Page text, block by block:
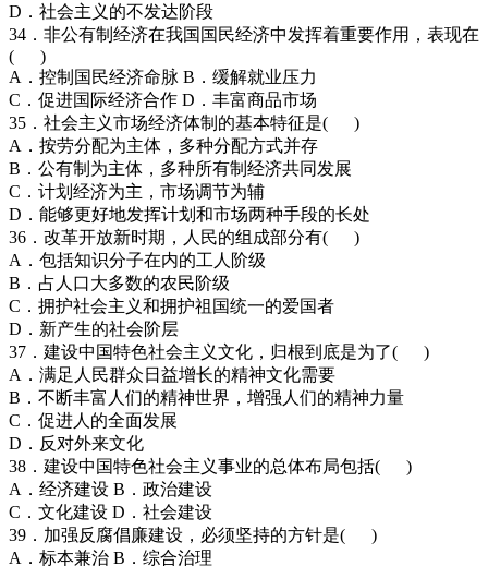
D．社会主义的不发达阶段
34．非公有制经济在我国国民经济中发挥着重要作用，表现在
( )
A．控制国民经济命脉 B．缓解就业压力
C．促进国际经济合作 D．丰富商品市场
35．社会主义市场经济体制的基本特征是( )
A．按劳分配为主体，多种分配方式并存
B．公有制为主体，多种所有制经济共同发展
C．计划经济为主，市场调节为辅
D．能够更好地发挥计划和市场两种手段的长处
36．改革开放新时期，人民的组成部分有( )
A．包括知识分子在内的工人阶级
B．占人口大多数的农民阶级
C．拥护社会主义和拥护祖国统一的爱国者
D．新产生的社会阶层
37．建设中国特色社会主义文化，归根到底是为了( )
A．满足人民群众日益增长的精神文化需要
B．不断丰富人们的精神世界，增强人们的精神力量
C．促进人的全面发展
D．反对外来文化
38．建设中国特色社会主义事业的总体布局包括( )
A．经济建设 B．政治建设
C．文化建设 D．社会建设
39．加强反腐倡廉建设，必须坚持的方针是( )
A．标本兼治 B．综合治理